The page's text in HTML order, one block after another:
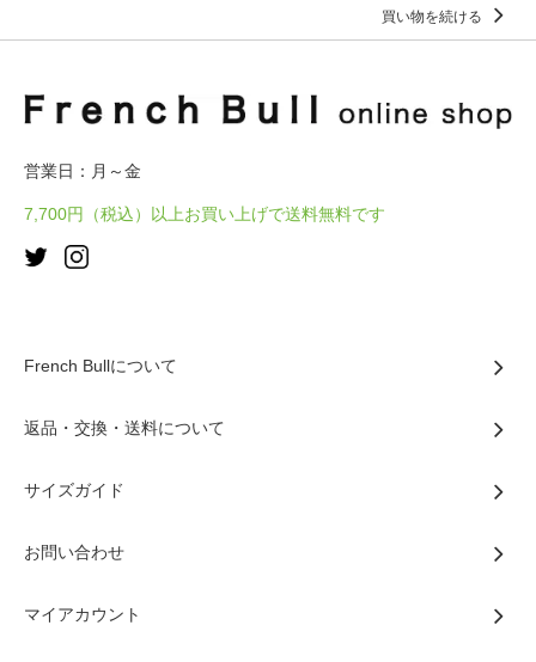
買い物を続ける
営業日：月～金
7,700円（税込）以上お買い上げで送料無料です
French Bullについて
返品・交換・送料について
サイズガイド
お問い合わせ
マイアカウント